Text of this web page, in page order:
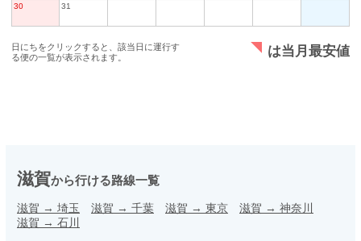
30 31
日にちをクリックすると、該当日に運行す
る便の一覧が表示されます。
は当月最安値
滋賀から行ける路線一覧
滋賀 → 埼玉 滋賀 → 千葉 滋賀 → 東京 滋賀 → 神奈川
滋賀 → 石川